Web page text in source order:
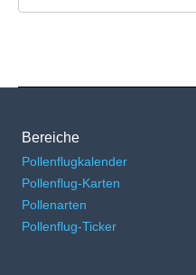
Bereiche
Pollenflugkalender
Pollenflug-Karten
Pollenarten
Pollenflug-Ticker